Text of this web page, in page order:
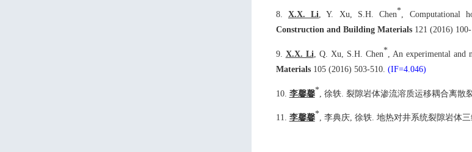
8. X.X. Li, Y. Xu, S.H. Chen*, Computational
Construction and Building Materials121 (2016) 100-
9. X.X. Li , Q. Xu, S.H. Chen* , An experimental
Materials105 (2016) 503-510. (IF=4.046)
10. 李馨馨* , 徐轶. 裂隙岩体渗流溶质运移耦合离散
11. 李馨馨*, 李典庆, 徐轶. 地热对井系统裂隙岩体